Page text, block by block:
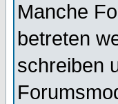
Manche
betreten
schreiben